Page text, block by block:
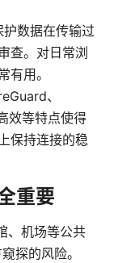
数据在传输过
查。对日常浏
有用。
、
效等特点使得
保持连接的稳
重要
、机场等公共
探的风险。